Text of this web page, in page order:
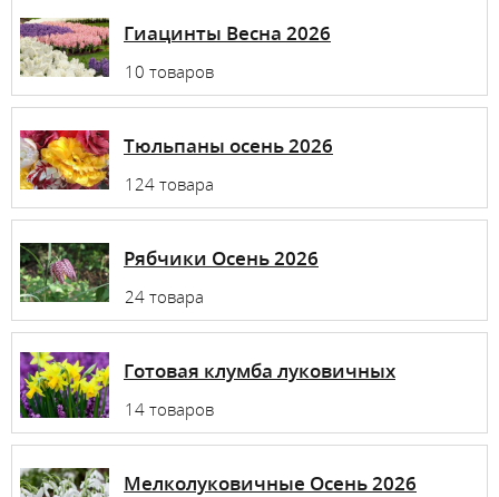
Гиацинты Весна 2026
10 товаров
Тюльпаны осень 2026
124 товара
Рябчики Осень 2026
24 товара
Готовая клумба луковичных
14 товаров
Мелколуковичные Осень 2026